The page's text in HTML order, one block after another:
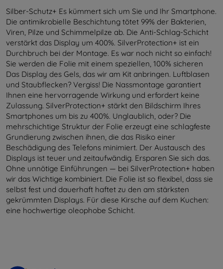
Silber-Schutz+ Es kümmert sich um Sie und Ihr Smartphone.
Die antimikrobielle Beschichtung tötet 99% der Bakterien,
Viren, Pilze und Schimmelpilze ab. Die Anti-Schlag-Schicht
verstärkt das Display um 400%. SilverProtection+ ist ein
Durchbruch bei der Montage. Es war noch nicht so einfach!
Sie werden die Folie mit einem speziellen, 100% sicheren
Das Display des Gels, das wir am Kit anbringen. Luftblasen
und Staubflecken? Vergiss! Die Nassmontage garantiert
Ihnen eine hervorragende Wirkung und erfordert keine
Zulassung. SilverProtection+ stärkt den Bildschirm Ihres
Smartphones um bis zu 400%. Unglaublich, oder? Die
mehrschichtige Struktur der Folie erzeugt eine schlagfeste
Grundierung zwischen ihnen, die das Risiko einer
Beschädigung des Telefons minimiert. Der Austausch des
Displays ist teuer und zeitaufwändig. Ersparen Sie sich das.
Ohne unnötige Einführungen — bei SilverProtection+ haben
wir das Wichtige kombiniert. Die Folie ist so flexibel, dass sie
selbst fest und dauerhaft haftet zu den am stärksten
gekrümmten Displays. Für diese Kirsche auf dem Kuchen:
eine hochwertige oleophobe Schicht.